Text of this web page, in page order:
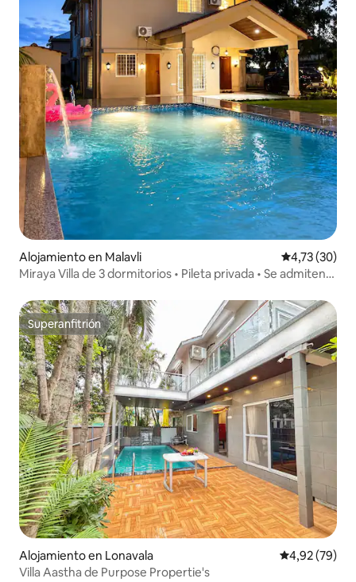
Alojamiento en Malavli Calificación
4,73 (30)
Miraya Villa de 3 dormitorios • Pileta privada • Se admiten
Superanfitrión
Superanfitrión
Alojamiento en Lonavala Calificación
4,92 (79)
Villa Aastha de Purpose Propertie's